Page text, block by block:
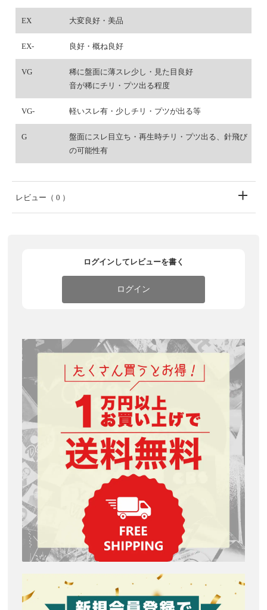
EX 大変良好・美品
EX- 良好・概ね良好
VG
稀に盤面に薄スレ少し・見た目良好
音が稀にチリ・プツ出る程度
VG- 軽いスレ有・少しチリ・プツが出る等
G
盤面にスレ目立ち・再生時チリ・プツ出る、針飛び
の可能性有
レビュー （ 0 ）
ログインしてレビューを書く
ログイン